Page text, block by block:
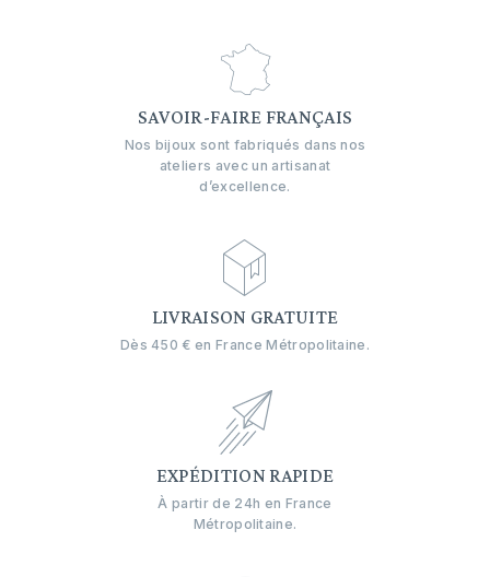
SAVOIR-FAIRE FRANÇAIS
Nos bijoux sont fabriqués dans nos
ateliers avec un artisanat
d’excellence.
LIVRAISON GRATUITE
Dès 450 € en France Métropolitaine.
EXPÉDITION RAPIDE
À partir de 24h en France
Métropolitaine.